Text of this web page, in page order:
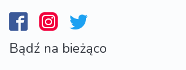
Bądź na bieżąco